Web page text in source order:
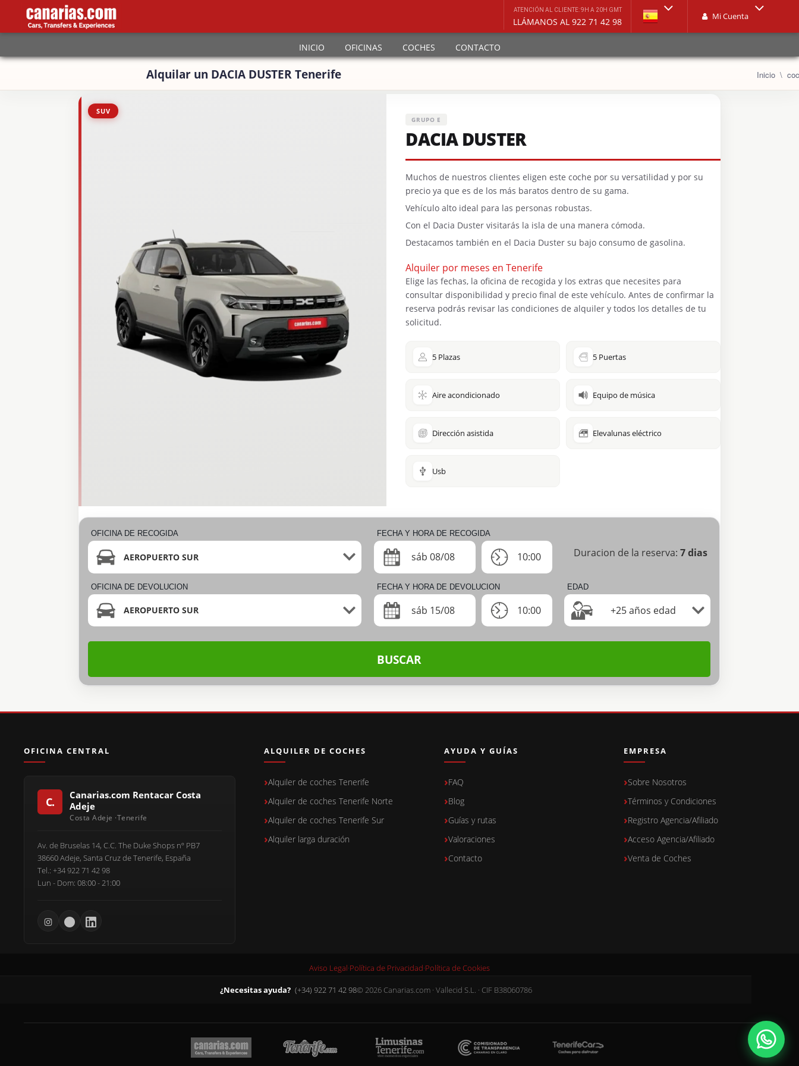
ATENCIÓN AL CLIENTE: 9H A 20H GMT
LLÁMANOS AL 922 71 42 98 Mi Cuenta
INICIO OFICINAS COCHES CONTACTO
Alquilar un DACIA DUSTER Tenerife Inicio
SUV
OFICINA DE RECOGIDA
AEROPUERTO SUR
FECHA Y HORA DE RECOGIDA
sáb 08/08 10:00 Duracion de la reserva: 7dias
OFICINA DE DEVOLUCION
AEROPUERTO SUR
FECHA Y HORA DE DEVOLUCION
sáb 15/08 10:00
EDAD
+25 años edad
BUSCAR
GRUPO E
DACIA DUSTER
Muchos de nuestros clientes eligen este coche por su versatilidad y por su
precio ya que es de los más baratos dentro de su gama.
Vehículo alto ideal para las personas robustas.
Con el Dacia Duster visitarás la isla de una manera cómoda.
Destacamos también en el Dacia Duster su bajo consumo de gasolina.
Alquiler por meses en Tenerife
Elige las fechas, la oficina de recogida y los extras que necesites para
consultar disponibilidad y precio final de este vehículo. Antes de confirmar la
reserva podrás revisar las condiciones de alquiler y todos los detalles de tu
solicitud.
5 Plazas 5 Puertas
Aire acondicionado Equipo de música
Dirección asistida Elevalunas eléctrico
Usb
OFICINA CENTRAL
Canarias.com Rentacar Costa
Adeje
Av. de Bruselas 14, C.C. The Duke Shops nº PB7
38660 Adeje, Santa Cruz de Tenerife, España
Tel.: +34 922 71 42 98
Lun - Dom: 08:00 - 21:00
ALQUILER DE COCHES
Alquiler de coches Tenerife
Alquiler de coches Tenerife Norte
Alquiler de coches Tenerife Sur
Alquiler larga duración
AYUDA Y GUÍAS
FAQ
Blog
Guías y rutas
Valoraciones
Contacto
EMPRESA
Sobre Nosotros
Términos y Condiciones
Registro Agencia/Afiliado
Acceso Agencia/Afiliado
Venta de Coches
Aviso Legal·Política de Privacidad·Política de Cookies
¿Necesitas ayuda? (+34) 922 71 42 98© 2026 Canarias.com · Vallecid S.L. · CIF B38060786